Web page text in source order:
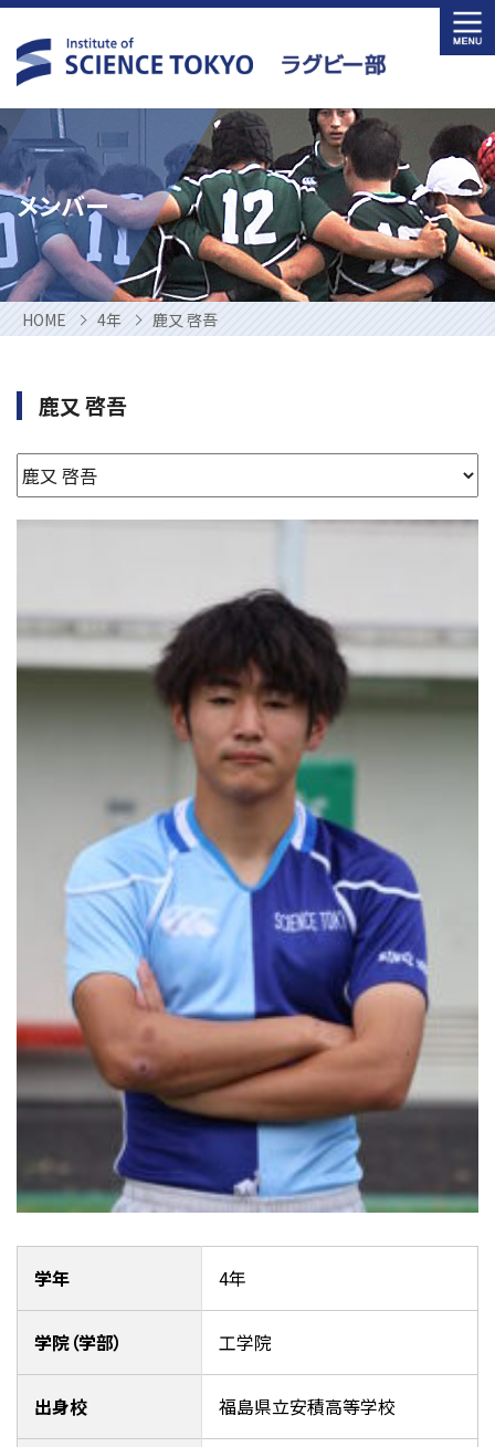
Skip
to
content
メンバー
HOME 4年 鹿又 啓吾
鹿又 啓吾
学年 4年
学院（学部） 工学院
出身校 福島県立安積高等学校